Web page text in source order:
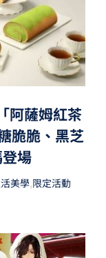
阿薩姆紅茶
脆脆、黑芝
場
美學,限定活動